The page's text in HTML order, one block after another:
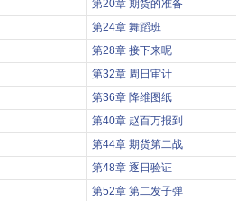
第20章 期货的准备
第24章 舞蹈班
第28章 接下来呢
第32章 周日审计
第36章 降维图纸
第40章 赵百万报到
第44章 期货第二战
第48章 逐日验证
第52章 第二发子弹